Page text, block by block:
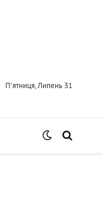
П’ятниця, Липень 31